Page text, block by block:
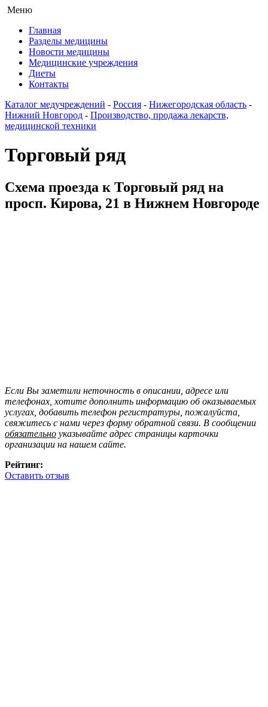
Меню
Главная
Разделы медицины
Новости медицины
Медицинские учреждения
Диеты
Контакты
Каталог медучреждений - Россия - Нижегородская область -
Нижний Новгород - Производство, продажа лекарств,
медицинской техники
Торговый ряд
Схема проезда к Торговый ряд на
просп. Кирова, 21 в Нижнем Новгороде
Если Вы заметили неточность в описании, адресе или
телефонах, хотите дополнить информацию об оказываемых
услугах, добавить телефон регистратуры, пожалуйста,
свяжитесь с нами через форму обратной связи. В сообщении
обязательно указывайте адрес страницы карточки
организации на нашем сайте.
Рейтинг:
Оставить отзыв